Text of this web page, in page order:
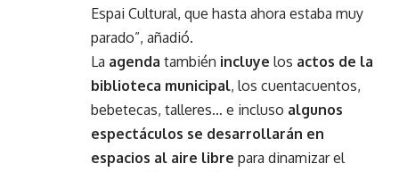
Espai Cultural, que hasta ahora estaba muy
parado”, añadió.
La agenda también incluye los actos de la
biblioteca municipal, los cuentacuentos,
bebetecas, talleres… e incluso algunos
espectáculos se desarrollarán en
espacios al aire libre para dinamizar el